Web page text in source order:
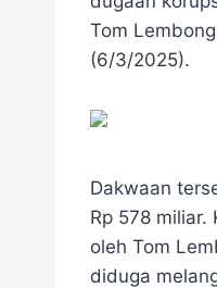
b
o
o
t
e
r
g
r
a
Tom
(6/3/2025).
Dakwaan
Rp 578
oleh Tom
diduga